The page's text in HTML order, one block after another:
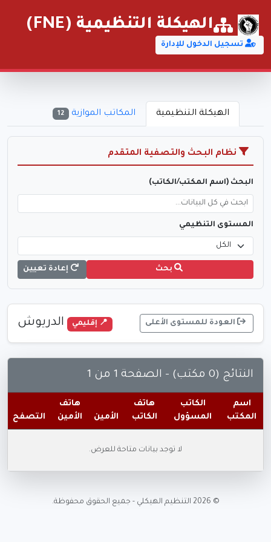
الهيكلة التنظيمية (FNE)
تسجيل الدخول للإدارة
الهيكلة التنظيمية المكاتب الموازية 12
نظام البحث والتصفية المتقدم
البحث (اسم المكتب/الكاتب)
المستوى التنظيمي
بحث إعادة تعيين
العودة للمستوى الأعلى 📍 إقليمي الدريوش
النتائج (0 مكتب) - الصفحة 1 من 1
اسم
المكتب
الكاتب
المسؤول
هاتف
الكاتب
الأمين
هاتف
الأمين
التصفح
لا توجد بيانات متاحة للعرض.
© 2026 التنظيم الهيكلي - جميع الحقوق محفوظة.